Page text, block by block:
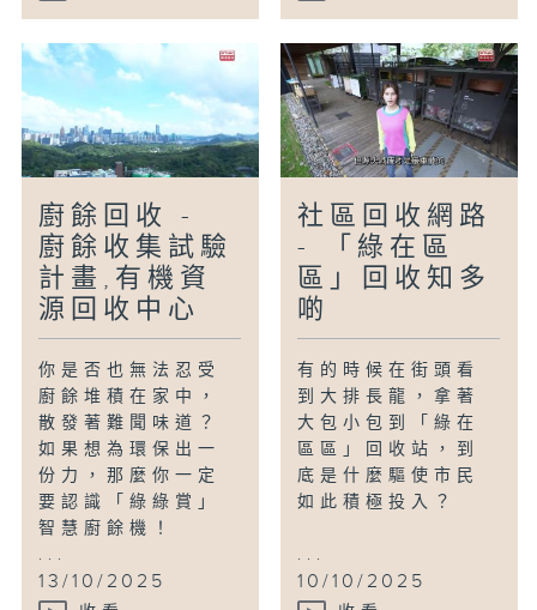
廚餘回收 -
廚餘收集試驗
計畫,有機資
源回收中心
你是否也無法忍受
廚餘堆積在家中，
散發著難聞味道？
如果想為環保出一
份力，那麼你一定
要認識「綠綠賞」
智慧廚餘機！
...
13/10/2025
社區回收網路
- 「綠在區
區」回收知多
啲
有的時候在街頭看
到大排長龍，拿著
大包小包到「綠在
區區」回收站，到
底是什麼驅使市民
如此積極投入？
...
10/10/2025